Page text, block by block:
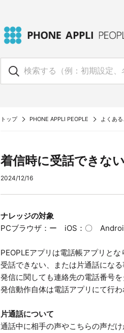
トップ PHONE APPLI PEOPLE よくあ
着信時に受話できな
2024/12/16
ナレッジの対象
PCブラウザ：ー iOS：〇
PEOPLEアプリは電話帳アプリと
受話できない、または片通話にな
発信に関しても連絡先の電話番号
発信動作自体は電話アプリにて行わ
片通話について
通話中に相手の声やこちらの声だ